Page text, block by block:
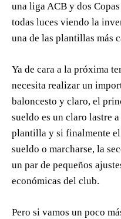
una liga ACB y dos
todas luces viendo la
una de las plantillas más
Ya de cara a la próxima
necesita realizar un
baloncesto y claro, el
sueldo es un claro lastre
plantilla y si finalmente
sueldo o marcharse, la
un par de pequeños
económicas del club.
Pero si vamos un poco